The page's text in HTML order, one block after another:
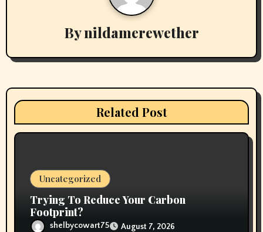
a
t
o
Bynildamerewether
Related Post
Uncategorized
Trying To Reduce Your Carbon
Footprint?
shelbycowart75 August 7, 2026